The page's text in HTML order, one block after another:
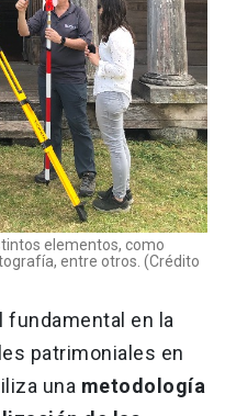
elementos, como
entre otros. (Crédito
fundamental en la
patrimoniales en
una metodología